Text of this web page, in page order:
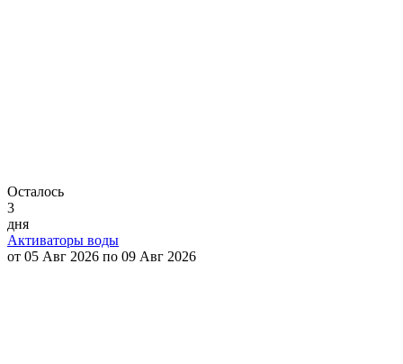
Осталось
3
дня
Активаторы воды
от 05 Авг 2026 по 09 Авг 2026